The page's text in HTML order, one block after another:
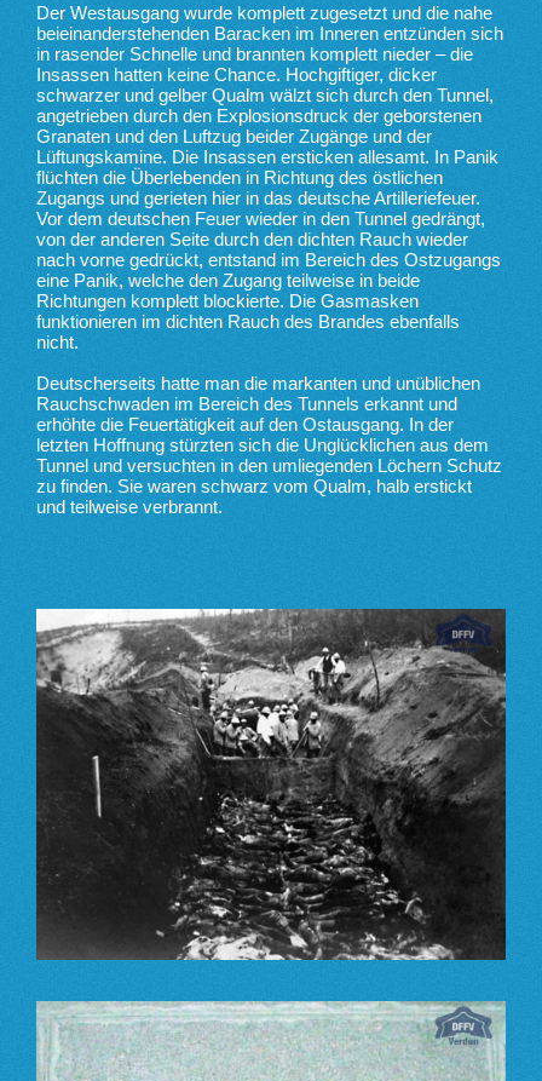
Der Westausgang wurde komplett zugesetzt und die nahe
beieinanderstehenden Baracken im Inneren entzünden sich
in rasender Schnelle und brannten komplett nieder – die
Insassen hatten keine Chance. Hochgiftiger, dicker
schwarzer und gelber Qualm wälzt sich durch den Tunnel,
angetrieben durch den Explosionsdruck der geborstenen
Granaten und den Luftzug beider Zugänge und der
Lüftungskamine. Die Insassen ersticken allesamt. In Panik
flüchten die Überlebenden in Richtung des östlichen
Zugangs und gerieten hier in das deutsche Artilleriefeuer.
Vor dem deutschen Feuer wieder in den Tunnel gedrängt,
von der anderen Seite durch den dichten Rauch wieder
nach vorne gedrückt, entstand im Bereich des Ostzugangs
eine Panik, welche den Zugang teilweise in beide
Richtungen komplett blockierte. Die Gasmasken
funktionieren im dichten Rauch des Brandes ebenfalls
nicht.
Deutscherseits hatte man die markanten und unüblichen
Rauchschwaden im Bereich des Tunnels erkannt und
erhöhte die Feuertätigkeit auf den Ostausgang. In der
letzten Hoffnung stürzten sich die Unglücklichen aus dem
Tunnel und versuchten in den umliegenden Löchern Schutz
zu finden. Sie waren schwarz vom Qualm, halb erstickt
und teilweise verbrannt.